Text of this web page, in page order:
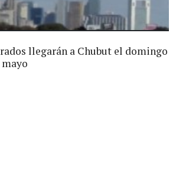
llegarán a Chubut el domingo